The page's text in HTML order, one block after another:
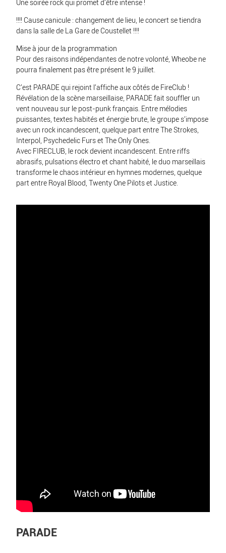
Une soirée rock qui promet d’être intense !
!!!! Cause canicule : changement de lieu, le concert se tiendra
dans la salle de La Gare de Coustellet !!!!
Mise à jour de la programmation
Pour des raisons indépendantes de notre volonté, Wheobe ne
pourra finalement pas être présent le 9 juillet.
C’est PARADE qui rejoint l’affiche aux côtés de FireClub !
Révélation de la scène marseillaise, PARADE fait souffler un
vent nouveau sur le post-punk français. Entre mélodies
puissantes, textes habités et énergie brute, le groupe s’impose
avec un rock incandescent, quelque part entre The Strokes,
Interpol, Psychedelic Furs et The Only Ones.
Avec FIRECLUB, le rock devient incandescent. Entre riffs
abrasifs, pulsations électro et chant habité, le duo marseillais
transforme le chaos intérieur en hymnes modernes, quelque
part entre Royal Blood, Twenty One Pilots et Justice.
PARADE